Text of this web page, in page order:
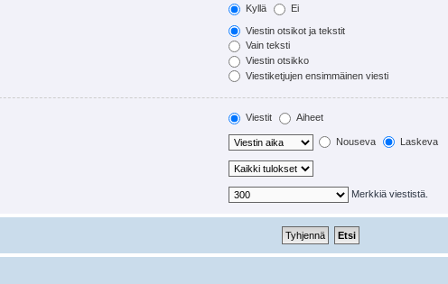
Kyllä Ei
Viestin otsikot ja tekstit
Vain teksti
Viestin otsikko
Viestiketjujen ensimmäinen viesti
Viestit Aiheet
Nouseva Laskeva
Merkkiä viestistä.